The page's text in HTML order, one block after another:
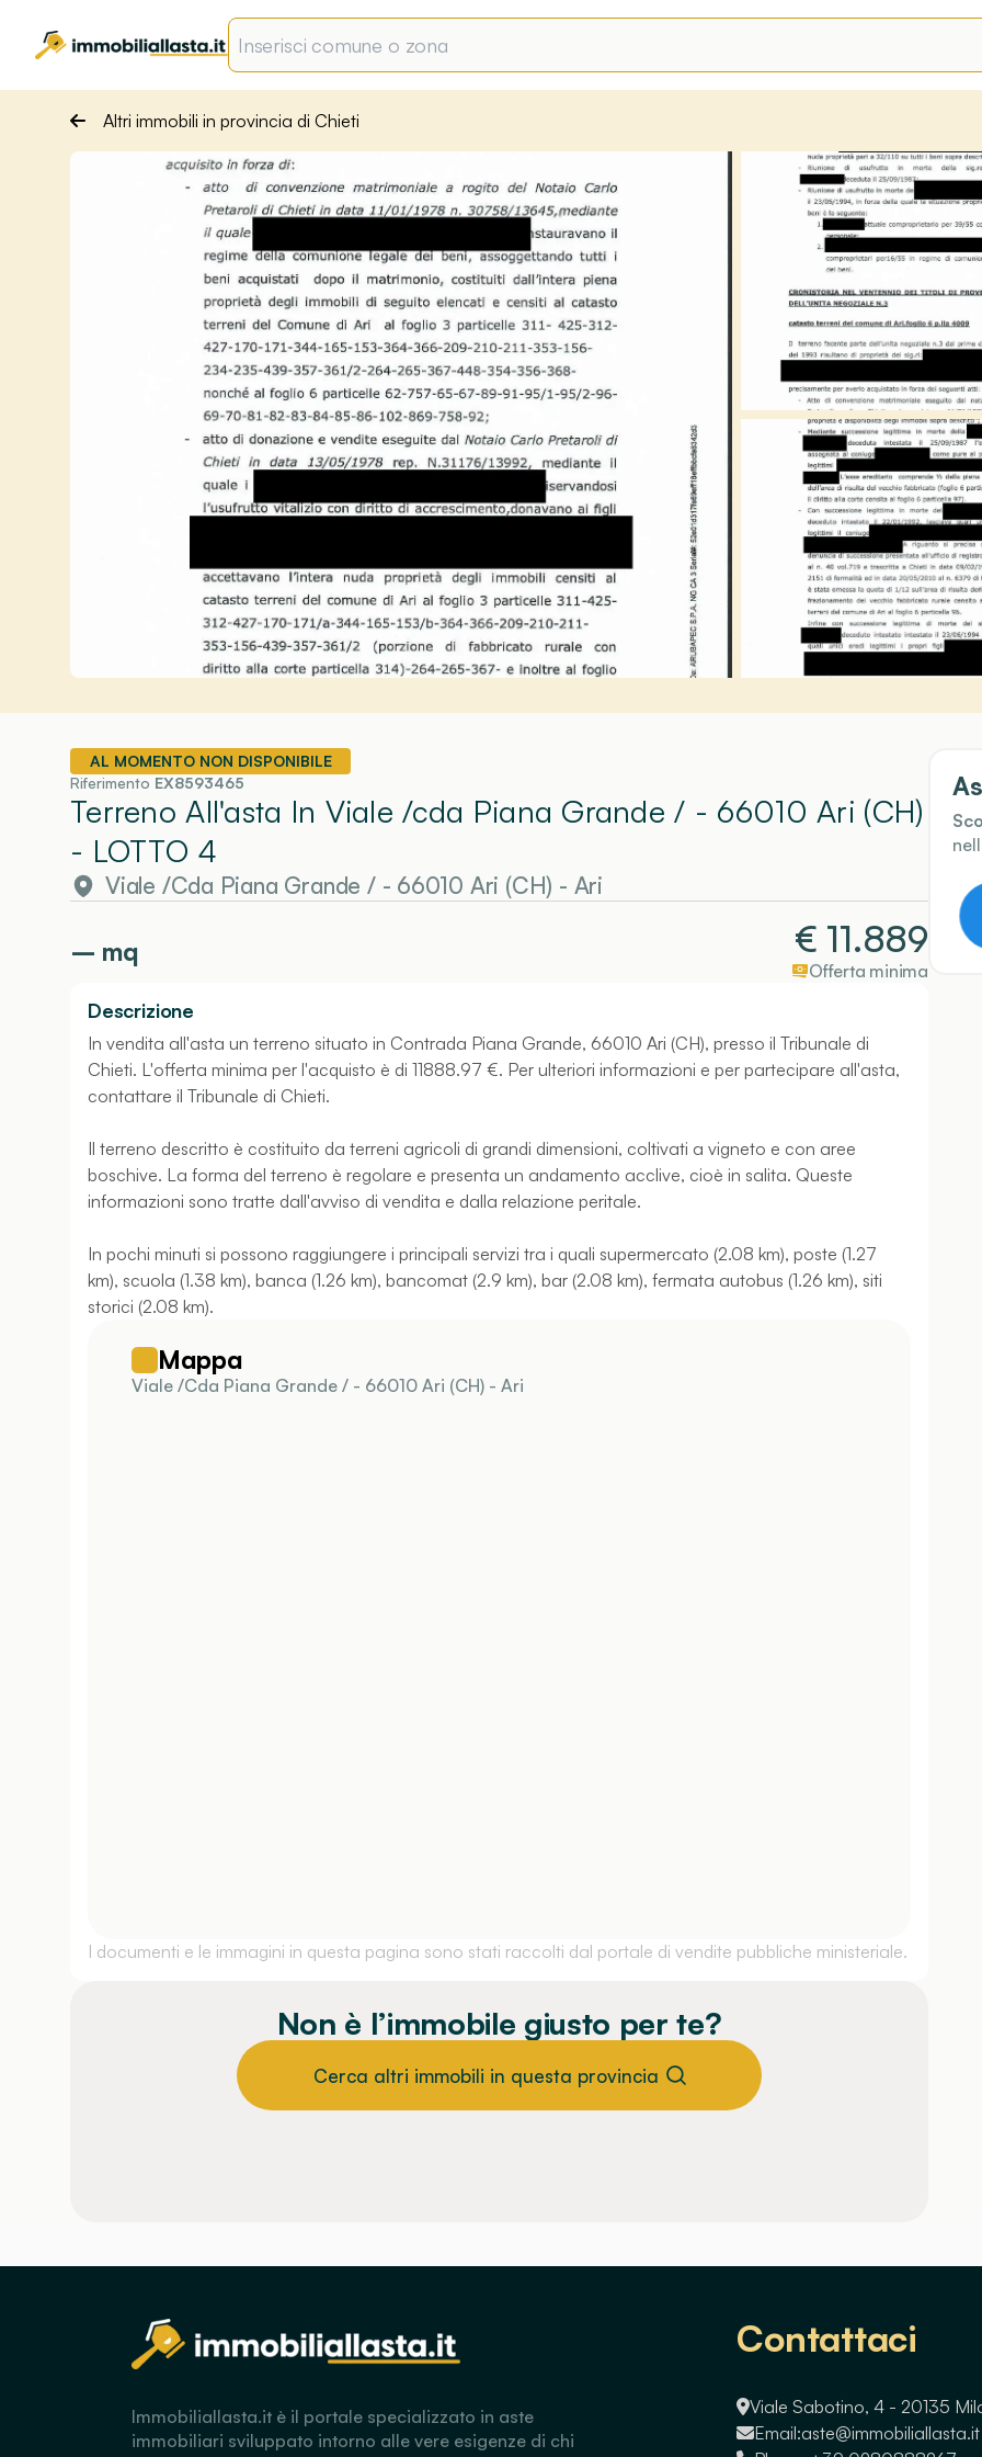
Altri immobili in provincia di Chieti
AL MOMENTO NON DISPONIBILE
Riferimento EX8593465
Terreno All'asta In Viale /cda Piana Grande / - 66010 Ari (CH)
- LOTTO 4
Viale /Cda Piana Grande / - 66010 Ari (CH) - Ari
– mq € 11.889
Offerta minima
Descrizione
In vendita all'asta un terreno situato in Contrada Piana Grande, 66010 Ari (CH), presso il Tribunale di
Chieti. L'offerta minima per l'acquisto è di 11888.97 €. Per ulteriori informazioni e per partecipare all'asta,
contattare il Tribunale di Chieti.
Il terreno descritto è costituito da terreni agricoli di grandi dimensioni, coltivati a vigneto e con aree
boschive. La forma del terreno è regolare e presenta un andamento acclive, cioè in salita. Queste
informazioni sono tratte dall'avviso di vendita e dalla relazione peritale.
In pochi minuti si possono raggiungere i principali servizi tra i quali supermercato (2.08 km), poste (1.27
km), scuola (1.38 km), banca (1.26 km), bancomat (2.9 km), bar (2.08 km), fermata autobus (1.26 km), siti
storici (2.08 km).
Mappa
Viale /Cda Piana Grande / - 66010 Ari (CH) - Ari
I documenti e le immagini in questa pagina sono stati raccolti dal portale di vendite pubbliche ministeriale.
Non è l’immobile giusto per te?
Cerca altri immobili in questa provincia
Immobiliallasta.it è il portale specializzato in aste
immobiliari sviluppato intorno alle vere esigenze di chi
Contattaci
Viale Sabotino, 4 - 20135
Email:aste@immobiliallasta.it